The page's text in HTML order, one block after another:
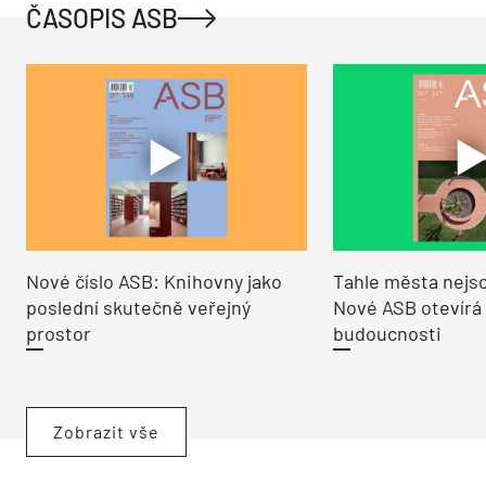
ČASOPIS ASB
Nové číslo ASB: Knihovny jako
poslední skutečně veřejný
prostor
Tahle města
Nové ASB
budoucnosti
Zobrazit vše